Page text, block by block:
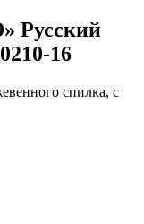
Русский
16
спилка, с